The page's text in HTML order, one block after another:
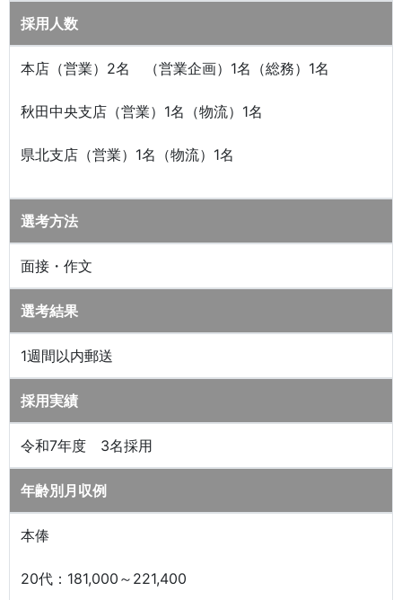
採用人数
本店（営業）2名 （営業企画）1名（総務）1名
秋田中央支店（営業）1名（物流）1名
県北支店（営業）1名（物流）1名
選考方法
面接・作文
選考結果
1週間以内郵送
採用実績
令和7年度 3名採用
年齢別月収例
本俸
20代：181,000～221,400